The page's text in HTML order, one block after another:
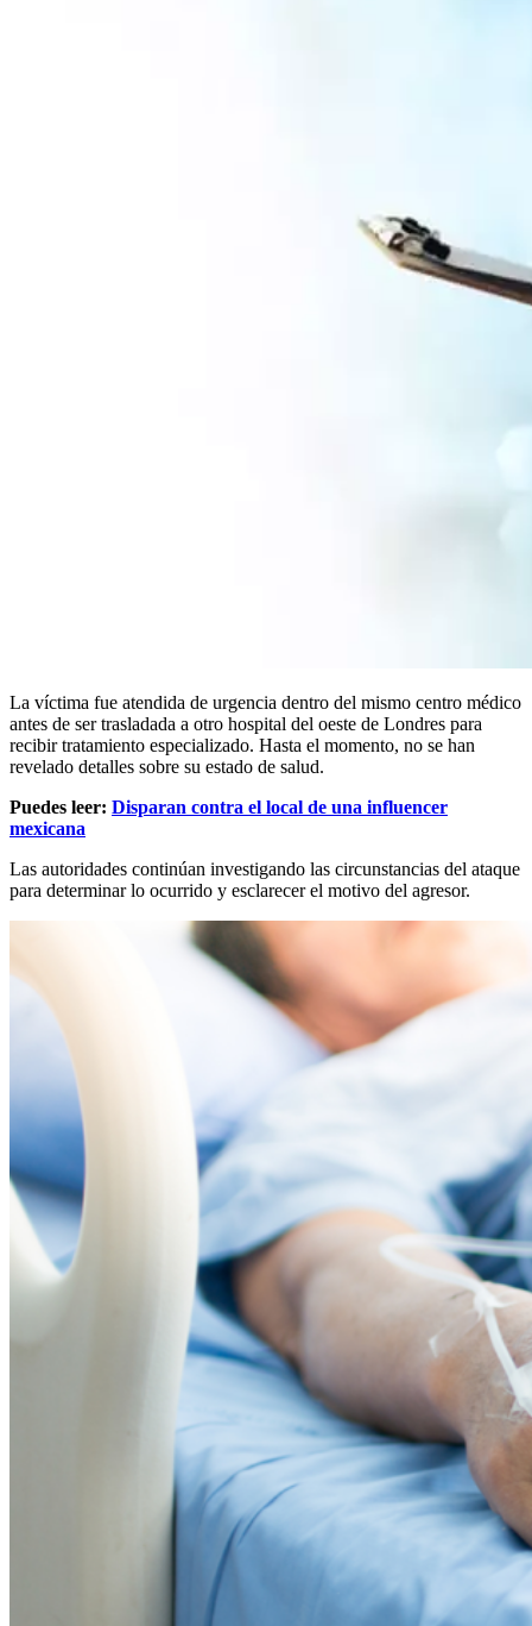
La víctima fue atendida de urgencia dentro del mismo centro médico
antes de ser trasladada a otro hospital del oeste de Londres para
recibir tratamiento especializado. Hasta el momento, no se han
revelado detalles sobre su estado de salud.
Puedes leer: Disparan contra el local de una influencer
mexicana
Las autoridades continúan investigando las circunstancias del ataque
para determinar lo ocurrido y esclarecer el motivo del agresor.